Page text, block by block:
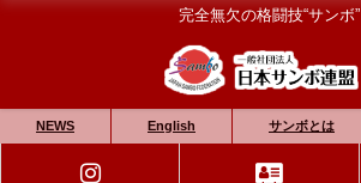
完全無欠の格闘技“サンボ”
NEWS English サンボとは